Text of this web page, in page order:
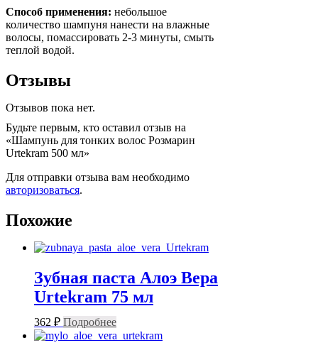
Способ применения: небольшое
количество шампуня нанести на влажные
волосы, помассировать 2-3 минуты, смыть
теплой водой.
Отзывы
Отзывов пока нет.
Будьте первым, кто оставил отзыв на
«Шампунь для тонких волос Розмарин
Urtekram 500 мл»
Для отправки отзыва вам необходимо
авторизоваться.
Похожие
Зубная паста Алоэ Вера
Urtekram 75 мл
362 ₽ Подробнее